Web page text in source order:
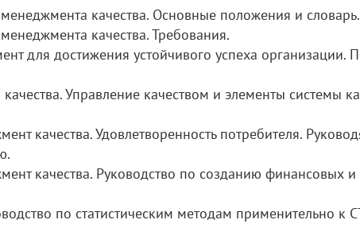
качества. Основные положения и словарь.
качества. Требования.
для достижения устойчивого успеха организации.
Управление качеством и элементы системы
качества. Удовлетворенность потребителя.
качества. Руководство по созданию финансовых
по статистическим методам применительно к